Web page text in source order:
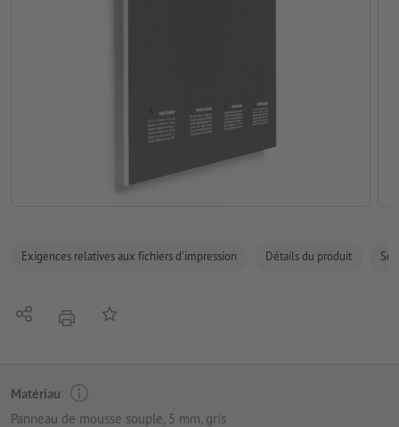
Exigences relatives aux fichiers d'impression Détails du produit
PartagerimprimerAjouter à liste d'article
Matériau
Panneau de mousse souple, 5 mm, gris